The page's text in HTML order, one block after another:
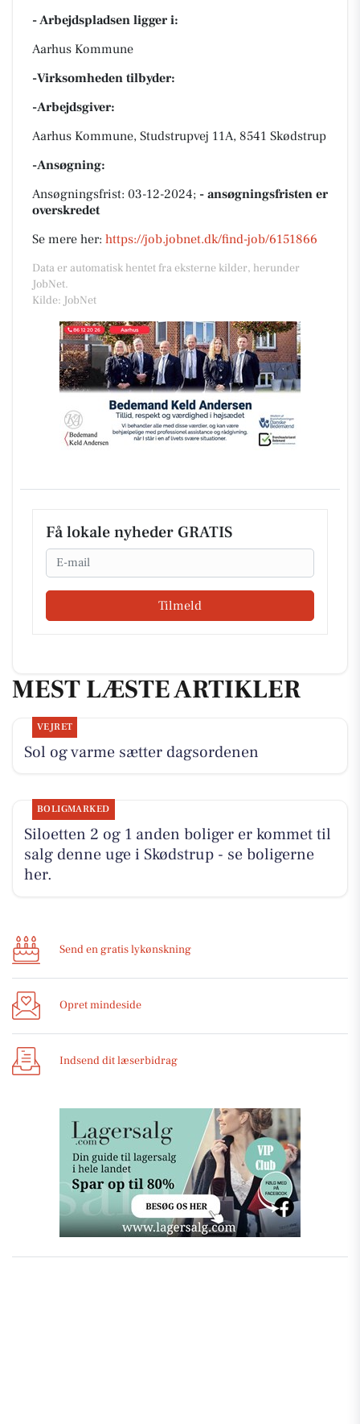
- Arbejdspladsen ligger i:
Aarhus Kommune
-Virksomheden tilbyder:
-Arbejdsgiver:
Aarhus Kommune, Studstrupvej 11A, 8541 Skødstrup
-Ansøgning:
Ansøgningsfrist: 03-12-2024; - ansøgningsfristen er
overskredet
Se mere her: https://job.jobnet.dk/find-job/6151866
Data er automatisk hentet fra eksterne kilder, herunder
JobNet.
Kilde: JobNet
Få lokale nyheder GRATIS
Email
Tilmeld
MEST LÆSTE ARTIKLER
VEJRET
Sol og varme sætter dagsordenen
BOLIGMARKED
Siloetten 2 og 1 anden boliger er kommet til
salg denne uge i Skødstrup - se boligerne
her.
Send en gratis lykønskning
Opret mindeside
Indsend dit læserbidrag